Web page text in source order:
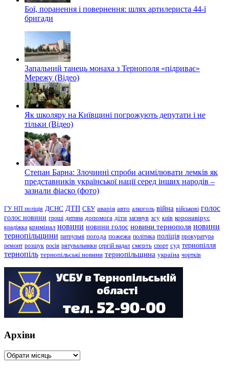
Бої, поранення і повернення: шлях артилериста 44-ї
бригади
Запальний танець монаха з Тернополя «підриває»
Мережу (Відео)
Як школяру на Київщині погрожують депутати і не
тільки (Відео)
Степан Барна: Злочинні спроби асимілювати лемків як
представників української нації серед інших народів –
зазнали фіаско (фото)
ГУ НП поліція ДСНС ДТП СБУ аварія авто алкоголь війна військові голос
голос новини гроші дитина допомога діти загинув зсу київ коронавірус
крадіжка кримінал новини новини голос новини тернополя новини
тернопільщини патрульні погода пожежа політика поліція прокуратура
ремонт розшук росія рятувальники сергій надал смерть спорт суд тернопілля
тернопіль тернопільські новини тернопільщина україна чортків
Архіви
Архіви